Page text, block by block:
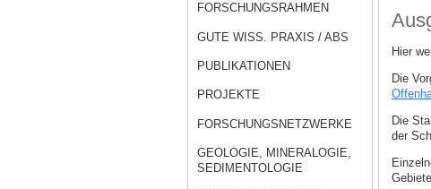
FORSCHUNGSRAHMEN
GUTE WISS. PRAXIS / ABS
PUBLIKATIONEN
PROJEKTE
FORSCHUNGSNETZWERKE
GEOLOGIE, MINERALOGIE,
SEDIMENTOLOGIE
Hier
Die
Die
der